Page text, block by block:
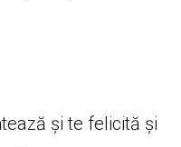
și te felicită și